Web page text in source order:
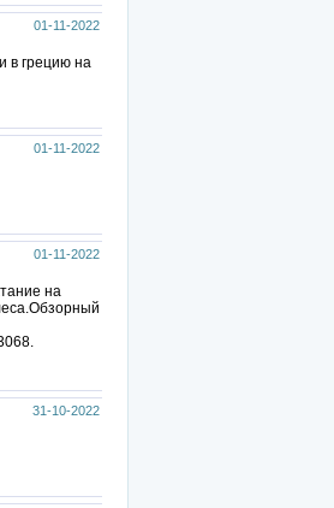
01-11-2022
в грецию на
01-11-2022
01-11-2022
на
31-10-2022